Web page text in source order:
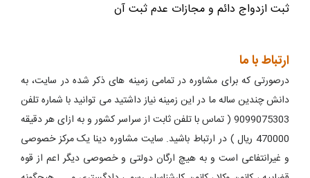
ثبت ازدواج دائم و مجازات عدم ثبت آن
ارتباط با ما
درصورتی که برای مشاوره در تمامی زمینه های ذکر شده در سایت، به
دانش چندین ساله ما در این زمینه نیاز داشتید می توانید با شماره تلفن
9099075303 ( تماس با تلفن ثابت از سراسر کشور و به ازای هر دقیقه
470000 ریال ) در ارتباط باشید. سایت مشاوره دینا یک مرکز خصوصی
و غیرانتفاعی است و به هیچ ارگان دولتی و خصوصی دیگر اعم از قوه